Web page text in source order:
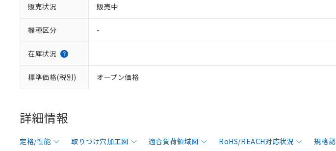
販売状況 販売中
機種区分 -
在庫状況
標準価格(税別) オープン価格
詳細情報
定格/性能 取りつけ穴加工図 適合負荷領域図 RoHS/REACH対応状況 規格